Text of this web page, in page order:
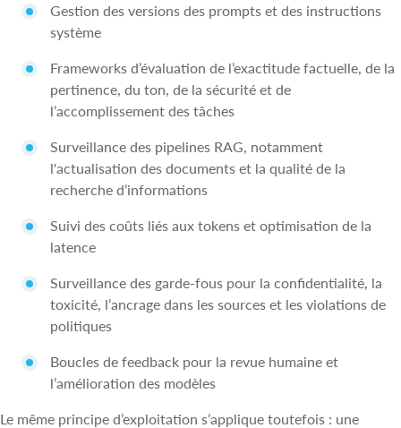
Gestion des versions des prompts et des instructions
système
Frameworks d’évaluation de l’exactitude factuelle, de la
pertinence, du ton, de la sécurité et de
l’accomplissement des tâches
Surveillance des pipelines RAG, notamment
l'actualisation des documents et la qualité de la
recherche d’informations
Suivi des coûts liés aux tokens et optimisation de la
latence
Surveillance des garde-fous pour la confidentialité, la
toxicité, l’ancrage dans les sources et les violations de
politiques
Boucles de feedback pour la revue humaine et
l’amélioration des modèles
Le même principe d’exploitation s’applique toutefois : une